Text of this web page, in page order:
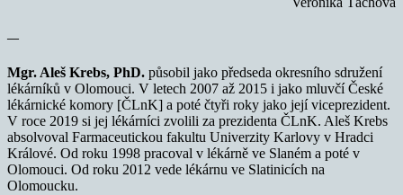
—
Mgr. Aleš Krebs, PhD. působil jako předseda okresního sdružení
lékárníků v Olomouci. V letech 2007 až 2015 i jako mluvčí České
lékárnické komory [ČLnK] a poté čtyři roky jako její viceprezident.
V roce 2019 si jej lékárníci zvolili za prezidenta ČLnK. Aleš Krebs
absolvoval Farmaceutickou fakultu Univerzity Karlovy v Hradci
Králové. Od roku 1998 pracoval v lékárně ve Slaném a poté v
Olomouci. Od roku 2012 vede lékárnu ve Slatinicích na
Olomoucku.